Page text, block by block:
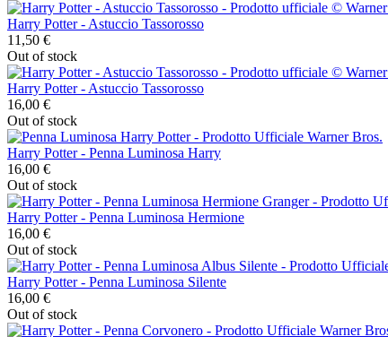
Harry Potter - Astuccio Tassorosso
11,50 €
Out of stock
Harry Potter - Astuccio Tassorosso
16,00 €
Out of stock
Harry Potter - Penna Luminosa Harry
16,00 €
Out of stock
Harry Potter - Penna Luminosa Hermione
16,00 €
Out of stock
Harry Potter - Penna Luminosa Silente
16,00 €
Out of stock